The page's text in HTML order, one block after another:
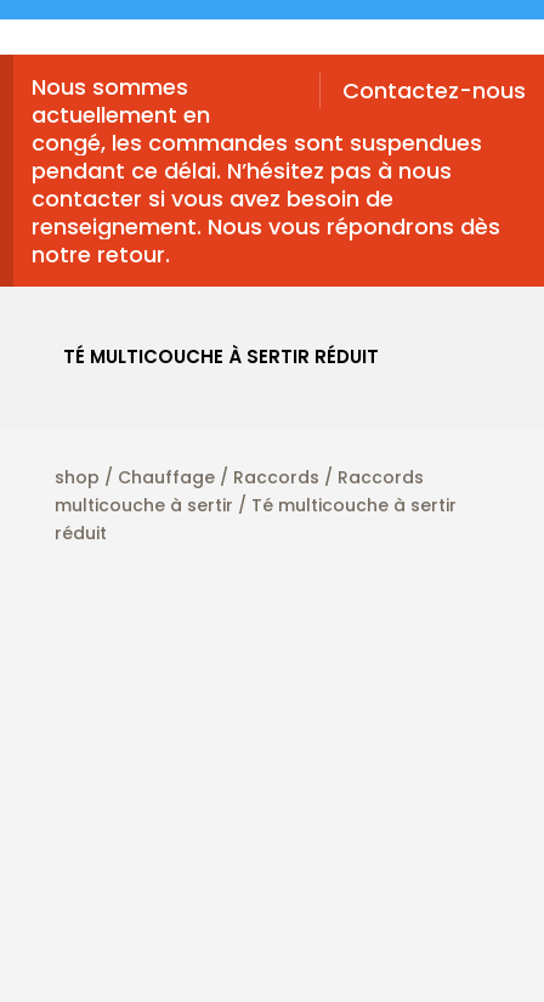
Contactez-nous
Nous sommes
actuellement en
congé, les commandes sont suspendues
pendant ce délai. N’hésitez pas à nous
contacter si vous avez besoin de
renseignement. Nous vous répondrons dès
notre retour.
TÉ MULTICOUCHE À SERTIR RÉDUIT
shop / Chauffage/ Raccords / Raccords
multicouche à sertir / Té multicouche à sertir
réduit